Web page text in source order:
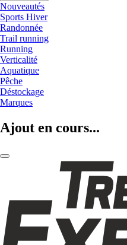
Nouveautés
Sports Hiver
Randonnée
Trail running
Running
Verticalité
Aquatique
Pêche
Déstockage
Marques
Ajout en cours...